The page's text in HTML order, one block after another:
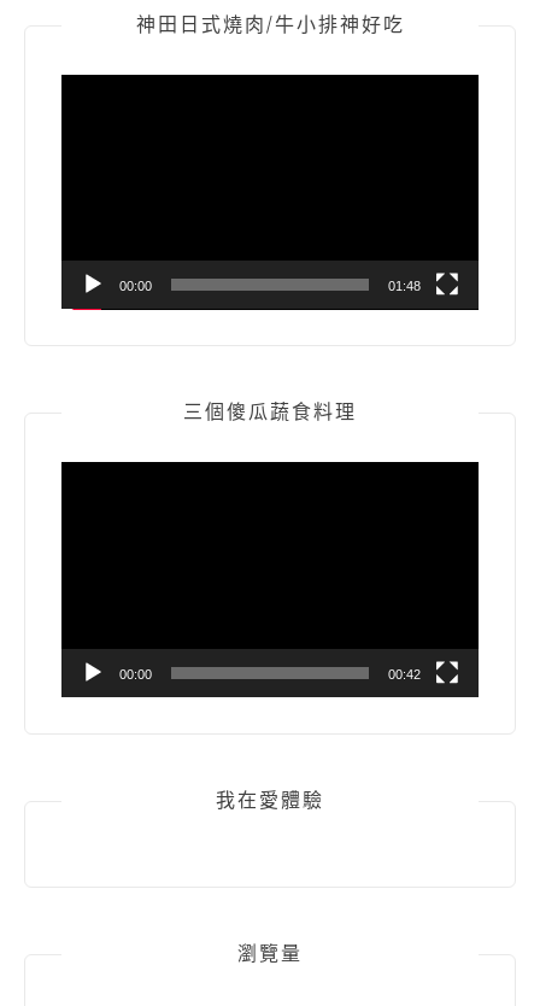
神田日式燒肉/牛小排神好吃
00:00 01:48
三個傻瓜蔬食料理
00:00 00:42
我在愛體驗
瀏覽量